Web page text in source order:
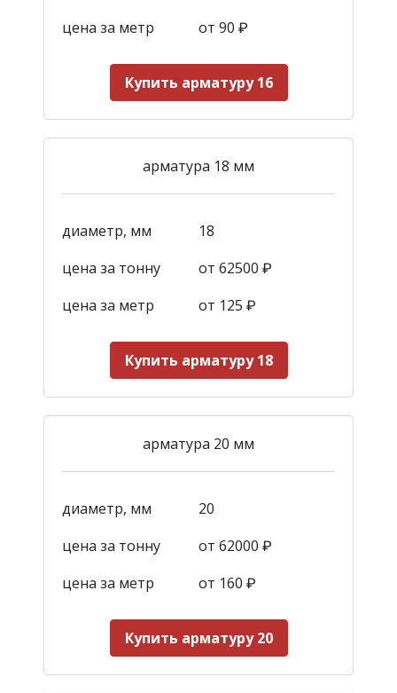
цена за метр от 90 ₽
Купить арматуру 16
арматура 18 мм
диаметр, мм
18
цена за тонну
от 62500 ₽
цена за метр
от 125 ₽
Купить арматуру 18
арматура 20 мм
диаметр, мм
20
цена за тонну
от 62000 ₽
цена за метр
от 160 ₽
Купить арматуру 20